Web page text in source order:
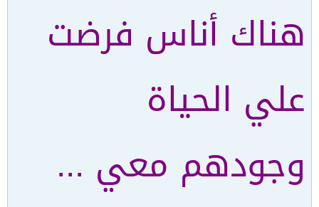
هناك أناس فرضت
علي الحياة
وجودهم معي ...